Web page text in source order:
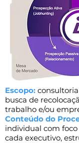
Escopo:
busca de
trabalho e/ou
Conteúdo do
individual com
cada executivo,